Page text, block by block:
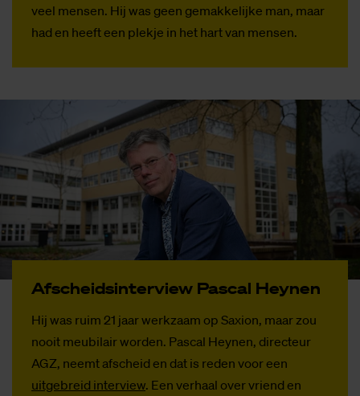
veel mensen. Hij was geen gemakkelijke man, maar
had en heeft een plekje in het hart van mensen.
Af­scheids­in­ter­view Pas­cal Hey­nen
Hij was ruim 21 jaar werkzaam op Saxion, maar zou
nooit meubilair worden. Pascal Heynen, directeur
AGZ, neemt afscheid en dat is reden voor een
uitgebreid interview. Een verhaal over vriend en